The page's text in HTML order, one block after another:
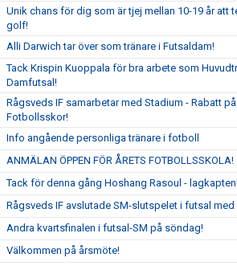
Unik chans för dig som är tjej mellan 10-19 år att
golf!
Alli Darwich tar över som tränare i Futsaldam!
Tack Krispin Kuoppala för bra arbete som
Damfutsal!
Rågsveds IF samarbetar med Stadium - Rabatt på
Fotbollsskor!
Info angående personliga tränare i fotboll
ANMÄLAN ÖPPEN FÖR ÅRETS FOTBOLLSSKOLA!
Tack för denna gång Hoshang Rasoul -
Rågsveds IF avslutade SM-slutspelet i futsal med
Andra kvartsfinalen i futsal-SM på söndag!
Välkommen på årsmöte!